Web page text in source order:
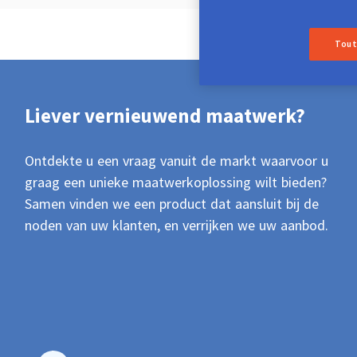
Liever vernieuwend maatwerk?
Ontdekte u een vraag vanuit de markt waarvoor u
graag een unieke maatwerkoplossing wilt bieden?
Samen vinden we een product dat aansluit bij de
noden van uw klanten, en verrijken we uw aanbod.